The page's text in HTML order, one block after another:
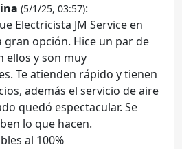
(5/1/25, 03:57):
Electricista JM Service en
gran opción. Hice un par de
ellos y son muy
Te atienden rápido y tienen
además el servicio de aire
quedó espectacular. Se
lo que hacen.
al 100%